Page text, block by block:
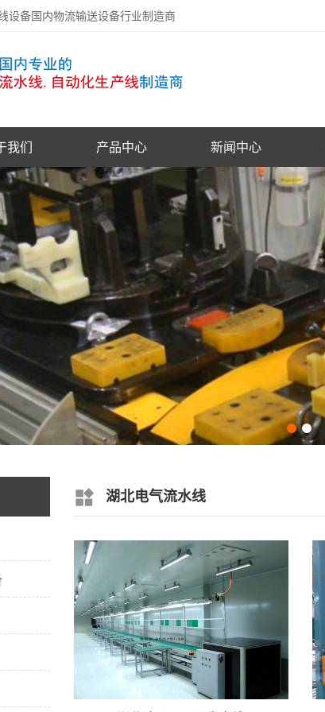
设备国内物流输送设备行业制造商
我们 产品中心 新闻中心
湖北电气流水线